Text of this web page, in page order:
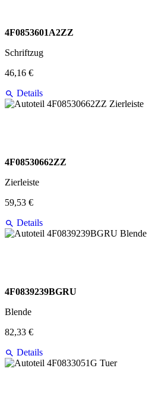
4F0853601A2ZZ
Schriftzug
46,16 €
Details
4F08530662ZZ
Zierleiste
59,53 €
Details
4F0839239BGRU
Blende
82,33 €
Details